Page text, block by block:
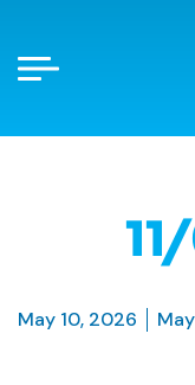
May 10, 2026 May